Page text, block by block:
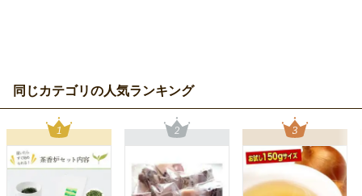
同じカテゴリの人気ランキング